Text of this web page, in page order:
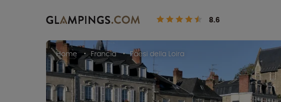
8.6
Home Francia Paesi della Loira